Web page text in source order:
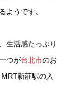
ようです。
生活感たっぷり
つが台北市のお
新莊駅の入